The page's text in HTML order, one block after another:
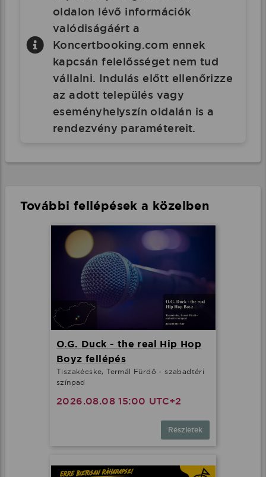
oldalon lévő információk
valódiságáért a
Koncertbooking.com ennek
kapcsán felelősséget nem tud
vállalni. Indulás előtt ellenőrizze
az adott település vagy
eseményhelyszín oldalán is a
rendezvény paramétereit.
További fellépések a közelben
O.G. Duck - the real Hip Hop
Boyz fellépés
Tiszakécske, Termál Fürdő - szabadtéri
színpad
2026.08.08 15:00 UTC+2
Részletek